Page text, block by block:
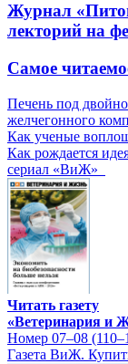
Журнал
лекторий на
Самое
Печень под
желчегонного
Как ученые
Как рождается
сериал «ВиЖ»
Читать газету
«Ветеринария и
Номер 07–08
Газета ВиЖ.